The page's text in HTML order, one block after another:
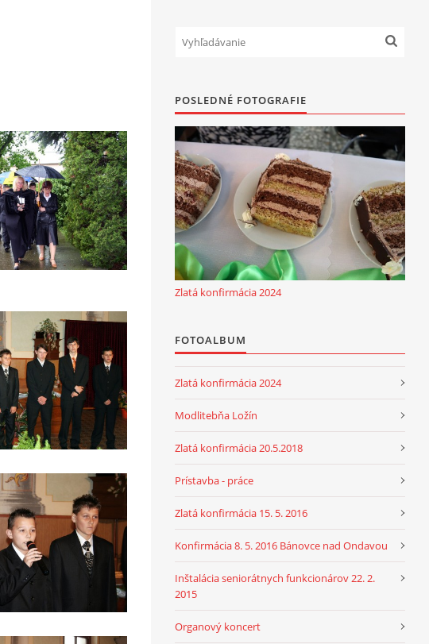
POSLEDNÉ FOTOGRAFIE
Zlatá konfirmácia 2024
FOTOALBUM
Zlatá konfirmácia 2024
Modlitebňa Ložín
Zlatá konfirmácia 20.5.2018
Prístavba - práce
Zlatá konfirmácia 15. 5. 2016
Konfirmácia 8. 5. 2016 Bánovce nad Ondavou
Inštalácia seniorátnych funkcionárov 22. 2.
2015
Organový koncert